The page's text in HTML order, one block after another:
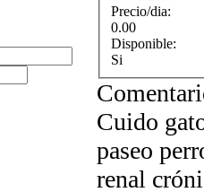
Precio/dia:
0.00
Disponible:
Si
Cuido
paseo
renal